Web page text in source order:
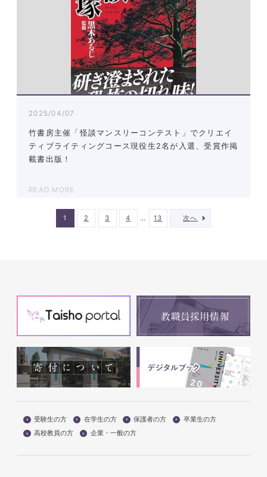
2025/04/07
竹書房主催「怪談マンスリーコンテスト」でクリエイ
ティブライティングコース現役生2名が入選、受賞作掲
載書出版！
READ MORE
1 2 3 4 … 13 次へ
受験生の方 在学生の方 保護者の方
卒業生の方
高校教員の方
企業・一般の方